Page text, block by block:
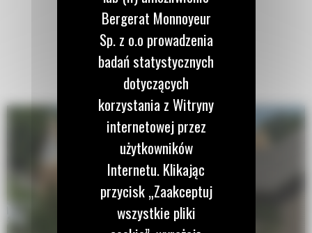
Bergerat Monnoyeur
Sp. z o.o prowadzenia
badań statystycznych
dotyczących
korzystania z Witryny
internetowej przez
użytkowników
Internetu. Klikając
przycisk „Zaakceptuj
wszystkie pliki